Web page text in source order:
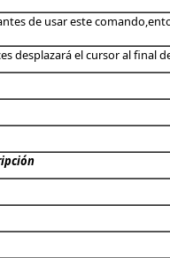
de usar este
desplazará el cursor al final